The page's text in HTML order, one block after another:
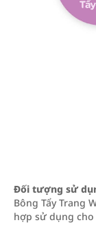
Đối tượng sử
Bông Tẩy Trang
hợp sử dụng